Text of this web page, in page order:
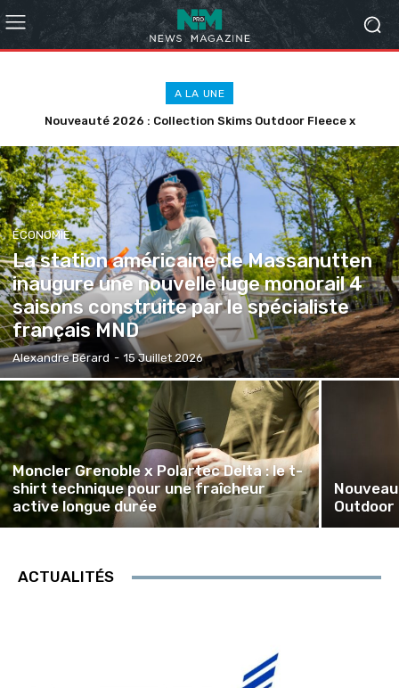
A LA UNE
Nouveauté 2026 : Collection Skims Outdoor Fleece x
ÉCONOMIE
La station américaine de Massanutten
inaugure une nouvelle luge monorail 4
saisons construite par le spécialiste
français MND
Alexandre Bérard - 15 Juillet 2026
Moncler Grenoble x Polartec Delta : le t-
shirt technique pour une fraîcheur
active longue durée
ACTUALITÉS